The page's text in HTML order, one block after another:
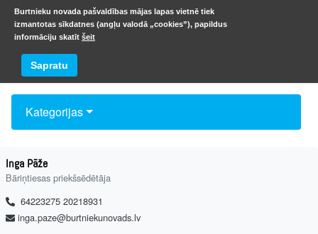
Kontakti
Kategorijas
Inga Pāže
Bāriņtiesas priekšsēdētāja
64223275 20218931
inga.paze@burtniekunovads.lv
Burtnieku novada pašvaldības mājas lapas vietnē tiek
izmantotas sīkdatnes (angļu valodā „cookies”), papildus
informāciju skatīt šeit
Sapratu